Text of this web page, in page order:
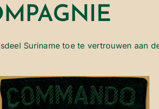
Suriname toe te vertrouwen aan